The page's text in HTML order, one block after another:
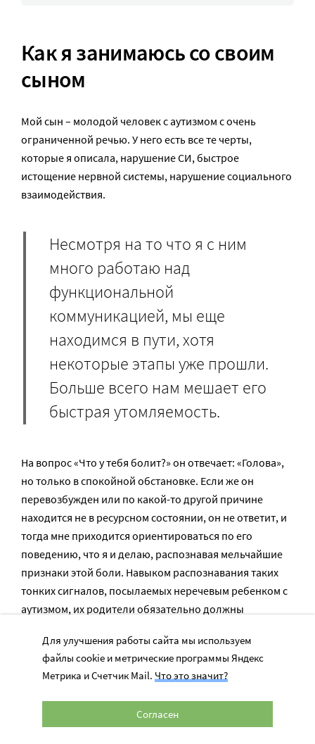
Как я занимаюсь со своим
сыном
Мой сын – молодой человек с аутизмом с очень
ограниченной речью. У него есть все те черты,
которые я описала, нарушение СИ, быстрое
истощение нервной системы, нарушение социального
взаимодействия.
Несмотря на то что я с ним
много работаю над
функциональной
коммуникацией, мы еще
находимся в пути, хотя
некоторые этапы уже прошли.
Больше всего нам мешает его
быстрая утомляемость.
На вопрос «Что у тебя болит?» он отвечает: «Голова»,
но только в спокойной обстановке. Если же он
перевозбужден или по какой-то другой причине
находится не в ресурсном состоянии, он не ответит, и
тогда мне приходится ориентироваться по его
поведению, что я и делаю, распознавая мельчайшие
признаки этой боли. Навыком распознавания таких
тонких сигналов, посылаемых неречевым ребенком с
аутизмом, их родители обязательно должны
Например, время от времени ребенок с аутизмом
бьется головой об стену. Это может происходить не
только из-за того, что болит голова. Но если мама
замечает, что через некоторое время после таблетки
Для улучшения работы сайта мы используем
файлы cookie и метрические программы Яндекс
Метрика и Счетчик Mail. Что это значит?
Согласен